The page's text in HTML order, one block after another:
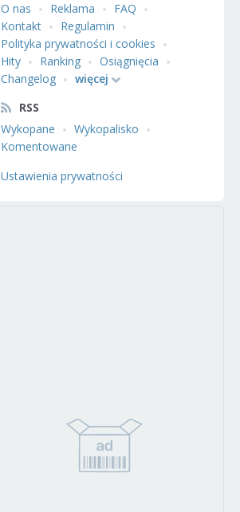
O nas
Reklama
FAQ
Kontakt
Regulamin
Polityka prywatności i cookies
Hity
Ranking
Osiągnięcia
Changelog
więcej
RSS
Wykopane
Wykopalisko
Komentowane
Ustawienia prywatności